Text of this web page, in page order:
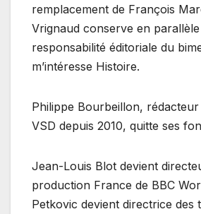
remplacement de François
Vrignaud conserve en
responsabilité éditoriale du
m’intéresse Histoire.
Philippe Bourbeillon,
VSD depuis 2010, quitte ses
Jean-Louis Blot devient
production France de BBC
Petkovic devient directrice des